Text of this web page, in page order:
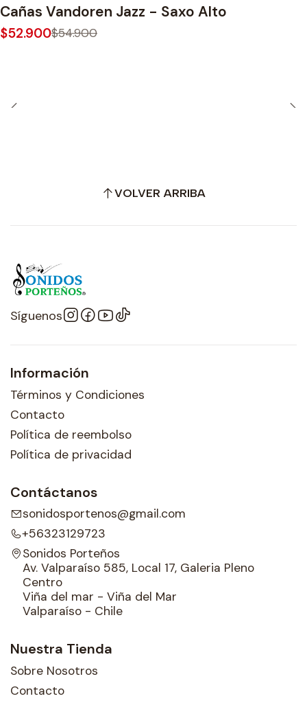
Cañas Vandoren Jazz - Saxo Alto
$52.900$54.900
VOLVER ARRIBA
Síguenos
Información
Términos y Condiciones
Contacto
Política de reembolso
Política de privacidad
Contáctanos
sonidosportenos@gmail.com
+56323129723
Sonidos Porteños
Av. Valparaíso 585, Local 17, Galeria Pleno
Centro
Viña del mar - Viña del Mar
Valparaíso - Chile
Nuestra Tienda
Sobre Nosotros
Contacto